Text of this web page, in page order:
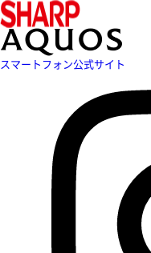
スマートフォン公式サイト